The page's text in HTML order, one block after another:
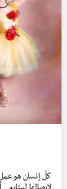
كلّ إنسان هو